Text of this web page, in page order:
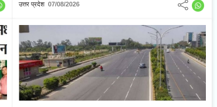
उत्तर प्रदेश 07/08/2026